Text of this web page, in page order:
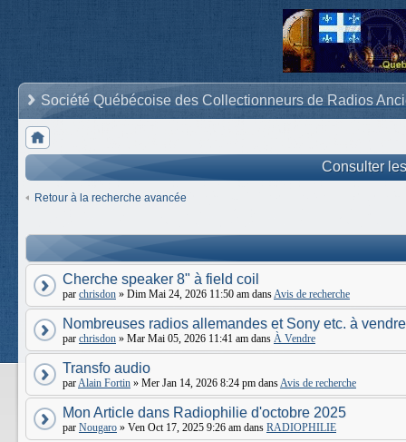
Société Québécoise des Collectionneurs de Radios
Consulter
Retour à la recherche avancée
Cherche speaker 8" à field coil
par chrisdon » Dim Mai 24, 2026 11:50 am dansAvis de recherche
Nombreuses radios allemandes et Sony etc. à vendre
par chrisdon » Mar Mai 05, 2026 11:41 am dans À Vendre
Transfo audio
parAlain Fortin » Mer Jan 14, 2026 8:24 pm dansAvis de recherche
Mon Article dans Radiophilie d'octobre 2025
par Nougaro » Ven Oct 17, 2025 9:26 am dans RADIOPHILIE